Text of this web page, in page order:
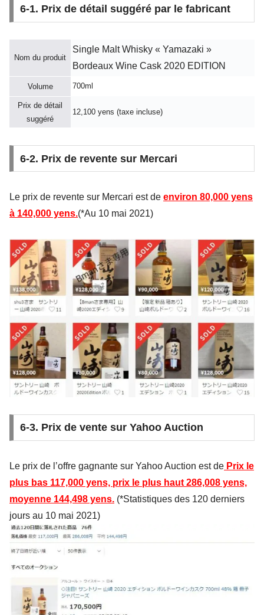
6-1. Prix de détail suggéré par le fabricant
Nom du produit
Single Malt Whisky « Yamazaki »
Bordeaux Wine Cask 2020 EDITION
Volume 700ml
Prix de détail
suggéré
12,100 yens (taxe incluse)
6-2. Prix de revente sur Mercari
Le prix de revente sur Mercari est de environ 80,000 yens
à 140,000 yens.(*Au 10 mai 2021)
6-3. Prix de vente sur Yahoo Auction
Le prix de l’offre gagnante sur Yahoo Auction est de Prix le
plus bas 117,000 yens, prix le plus haut 286,008 yens,
moyenne 144,498 yens. (*Statistiques des 120 derniers
jours au 10 mai 2021)